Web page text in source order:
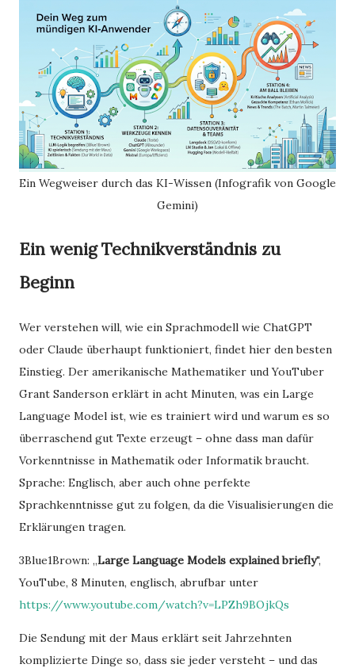
Ein Wegweiser durch das KI-Wissen (Infografik von Google
Gemini)
Ein wenig Technikverständnis zu
Beginn
Wer verstehen will, wie ein Sprachmodell wie ChatGPT
oder Claude überhaupt funktioniert, findet hier den besten
Einstieg. Der amerikanische Mathematiker und YouTuber
Grant Sanderson erklärt in acht Minuten, was ein Large
Language Model ist, wie es trainiert wird und warum es so
überraschend gut Texte erzeugt – ohne dass man dafür
Vorkenntnisse in Mathematik oder Informatik braucht.
Sprache: Englisch, aber auch ohne perfekte
Sprachkenntnisse gut zu folgen, da die Visualisierungen die
Erklärungen tragen.
3Blue1Brown: „Large Language Models explained briefly",
YouTube, 8 Minuten, englisch, abrufbar unter
https://www.youtube.com/watch?v=LPZh9BOjkQs
Die Sendung mit der Maus erklärt seit Jahrzehnten
komplizierte Dinge so, dass sie jeder versteht – und das